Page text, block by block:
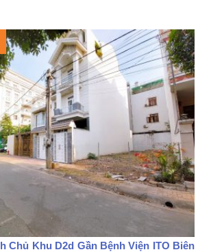
Chủ Khu D2d Gần Bệnh Viện ITO Biên